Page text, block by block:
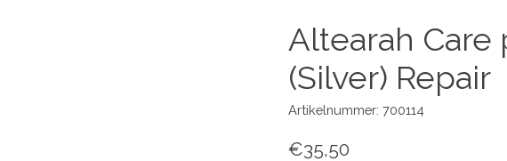
Altearah Care
(Silver) Repair
Artikelnummer: 700114
€35,50